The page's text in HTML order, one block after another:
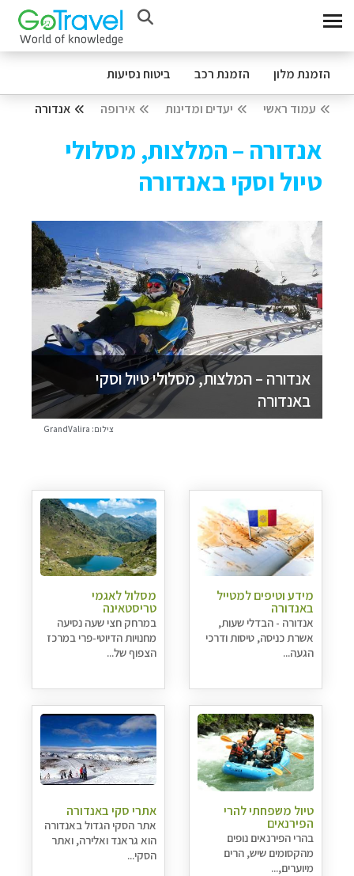
הזמנת מלון הזמנת רכב ביטוח נסיעות
עמוד ראשי יעדים ומדינות אירופה אנדורה
אנדורה – המלצות, מסלולי
טיול וסקי באנדורה
אנדורה – המלצות, מסלולי טיול וסקי
באנדורה
צילום: GrandValira
מידע וטיפים למטייל
באנדורה
אנדורה - הבדלי שעות,
אשרת כניסה, טיסות ודרכי
הגעה...
מסלול לאגמי
טריסטאינה
במרחק חצי שעה נסיעה
מחנויות הדיוטי-פרי במרכז
הצפוף של...
טיול משפחתי להרי
הפירנאים
בהרי הפירנאים נופים
מהקסומים שיש, הרים
מיוערים,...
אתרי סקי באנדורה
אתר הסקי הגדול באנדורה
הוא גראנד ואלירה, ואתר
הסקי...